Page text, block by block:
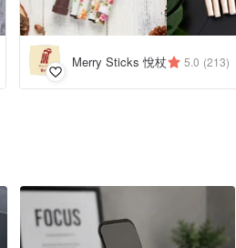
Merry Sticks 悅杖 5.0 (213)